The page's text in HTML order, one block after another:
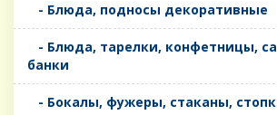
- Блюда, подносы декоративные
- Блюда, тарелки, конфетницы,
банки
- Бокалы, фужеры, стаканы,